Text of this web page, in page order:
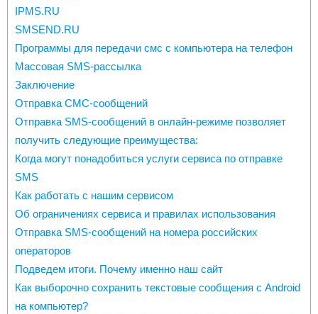
IPMS.RU
SMSEND.RU
Программы для передачи смс с компьютера на телефон
Массовая SMS-рассылка
Заключение
Отправка СМС-сообщений
Отправка SMS-сообщений в онлайн-режиме позволяет
получить следующие преимущества:
Когда могут понадобиться услуги сервиса по отправке
SMS
Как работать с нашим сервисом
Об ограничениях сервиса и правилах использования
Отправка SMS-сообщений на номера российских
операторов
Подведем итоги. Почему именно наш сайт
Как выборочно сохранить текстовые сообщения с Android
на компьютер?